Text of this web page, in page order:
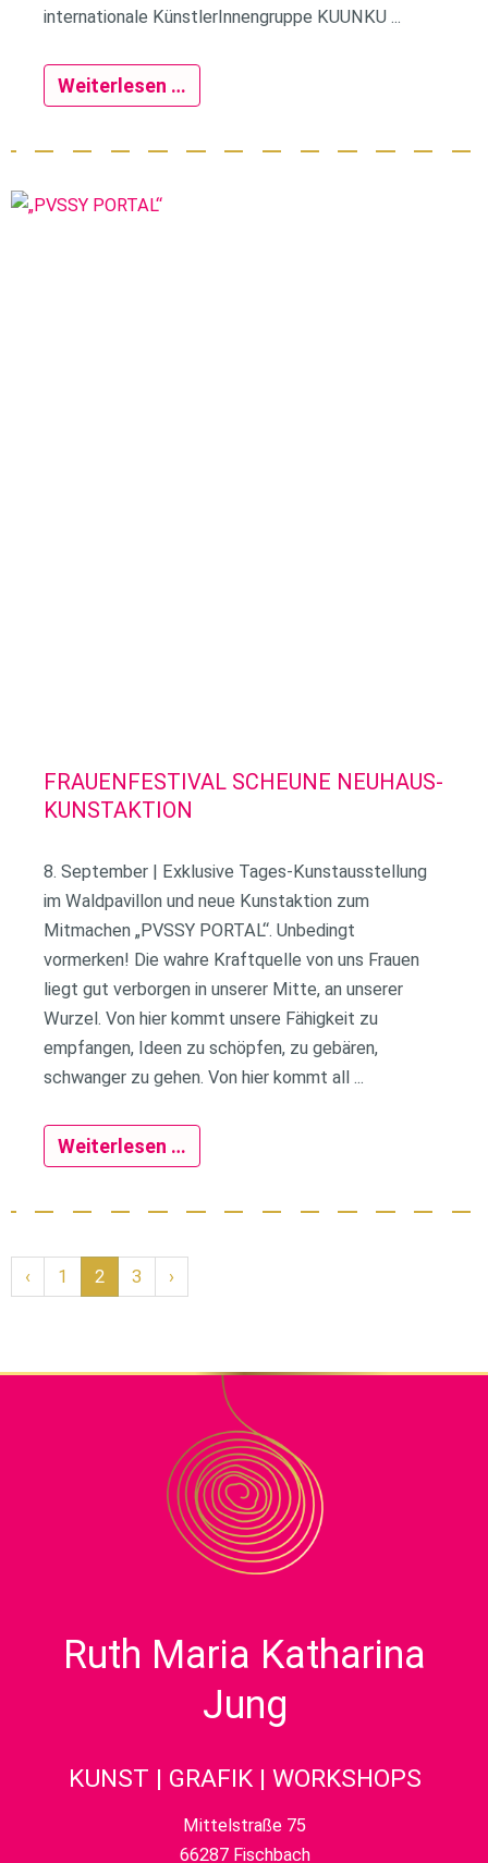
internationale KünstlerInnengruppe KUUNKU ...
Weiterlesen …
FRAUENFESTIVAL SCHEUNE NEUHAUS-
KUNSTAKTION
8. September | Exklusive Tages-Kunstausstellung
im Waldpavillon und neue Kunstaktion zum
Mitmachen „PVSSY PORTAL“. Unbedingt
vormerken! Die wahre Kraftquelle von uns Frauen
liegt gut verborgen in unserer Mitte, an unserer
Wurzel. Von hier kommt unsere Fähigkeit zu
empfangen, Ideen zu schöpfen, zu gebären,
schwanger zu gehen. Von hier kommt all ...
Weiterlesen …
‹ 1 2 3 ›
Ruth Maria Katharina
Jung
KUNST | GRAFIK | WORKSHOPS
Mittelstraße 75
66287 Fischbach